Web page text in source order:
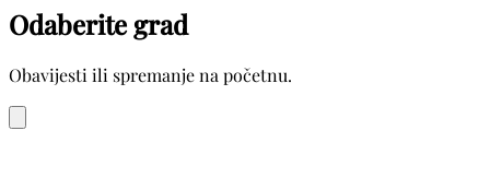
Odaberite grad
Obavijesti ili spremanje na početnu.